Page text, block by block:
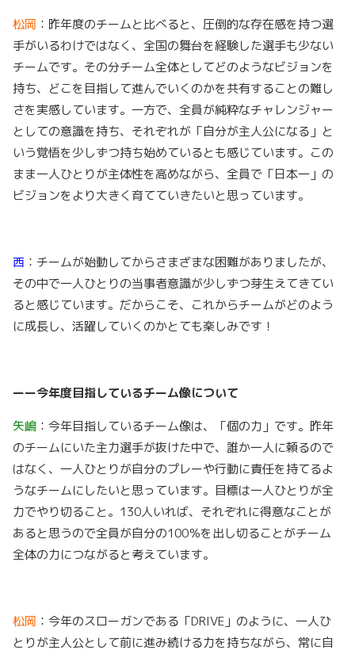
松岡 ：昨年度のチームと比べると、圧倒的な存在感を持つ選
手がいるわけではなく、全国の舞台を経験した選手も少ない
チームです。その分チーム全体としてどのようなビジョンを
持ち、どこを目指して進んでいくのかを共有することの難し
さを実感しています。一方で、全員が純粋なチャレンジャー
としての意識を持ち、それぞれが「自分が主人公になる」と
いう覚悟を少しずつ持ち始めているとも感じています。この
まま一人ひとりが主体性を高めながら、全員で「日本一」の
ビジョンをより大きく育てていきたいと思っています。
西 ：チームが始動してからさまざまな困難がありましたが、
その中で一人ひとりの当事者意識が少しずつ芽生えてきてい
ると感じています。だからこそ、これからチームがどのよう
に成長し、活躍していくのかとても楽しみです！
ーー今年度目指しているチーム像について
矢嶋 ：今年目指しているチーム像は、「個の力」です。昨年
のチームにいた主力選手が抜けた中で、誰か一人に頼るので
はなく、一人ひとりが自分のプレーや行動に責任を持てるよ
うなチームにしたいと思っています。目標は一人ひとりが全
力でやり切ること。130人いれば、それぞれに得意なことが
あると思うので全員が自分の100％を出し切ることがチーム
全体の力につながると考えています。
松岡 ：今年のスローガンである「DRIVE」のように、一人ひ
とりが主人公として前に進み続ける力を持ちながら、常に自